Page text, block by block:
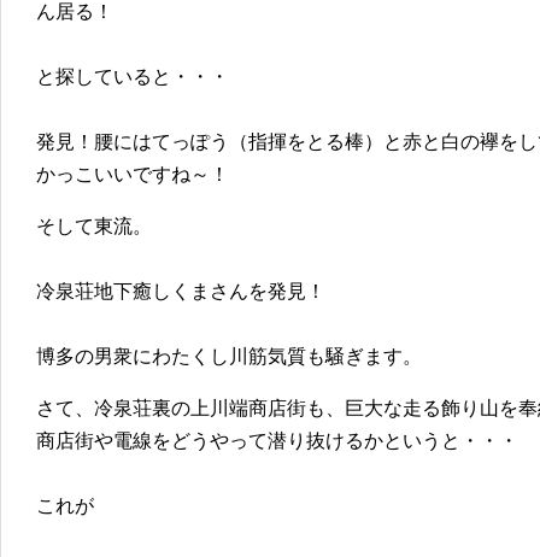
ん居る！
と探していると・・・
発見！腰にはてっぽう（指揮をとる棒）と赤と白の襷を
かっこいいですね～！
そして東流。
冷泉荘地下癒しくまさんを発見！
博多の男衆にわたくし川筋気質も騒ぎます。
さて、冷泉荘裏の上川端商店街も、巨大な走る飾り山を
商店街や電線をどうやって潜り抜けるかというと・・・
これが